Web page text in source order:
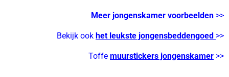
Meer jongenskamer voorbeelden >>
Bekijk ook het leukste jongensbeddengoed >>
Toffe muurstickers jongenskamer >>